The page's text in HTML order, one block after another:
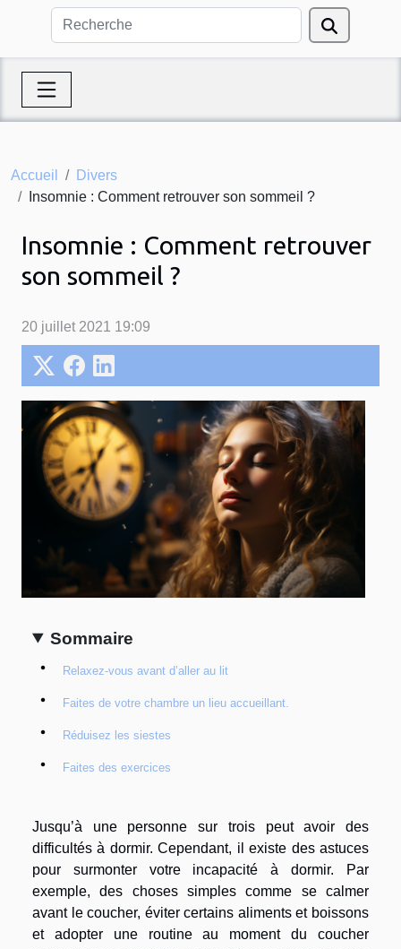
Accueil
Divers
Insomnie : Comment retrouver son sommeil ?
Insomnie : Comment retrouver
son sommeil ?
20 juillet 2021 19:09
Sommaire
Relaxez-vous avant d’aller au lit
Faites de votre chambre un lieu accueillant.
Réduisez les siestes
Faites des exercices
Jusqu’à une personne sur trois peut avoir des
difficultés à dormir. Cependant, il existe des astuces
pour surmonter votre incapacité à dormir. Par
exemple, des choses simples comme se calmer
avant le coucher, éviter certains aliments et boissons
et adopter une routine au moment du coucher